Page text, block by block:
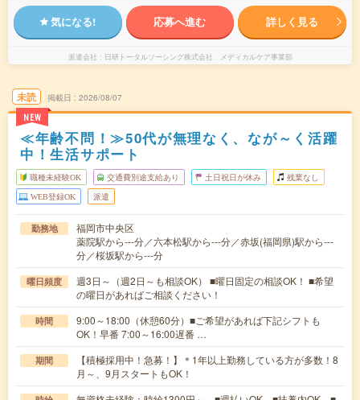
気になる! 応募へ進む 詳しく見る
派遣会社 日研トータルソーシング株式会社 メディカルケア事業部
未読
NEW
掲載日 2026/08/07
≪年齢不問！≫50代が無理なく、なが～く活躍
中！生活サポート
職種未経験OK 交通費別途支給あり 土日祝日が休み 残業なし
WEB登録OK 派遣
勤務地
福岡市中央区
薬院駅から---分／六本松駅から---分／赤坂(福岡県)駅から---
分／桜坂駅から---分
曜日頻度
週3日～（週2日～も相談OK） ■曜日固定の相談OK！ ■希望
の曜日があればご相談ください！
時間
9:00～18:00（休憩60分）■ご希望があれば下記シフトも
OK！早番 7:00～16:00遅番 …
期間
【積極採用中！急募！】＊1年以上勤務している方が多数！8
月～、9月スタートもOK！